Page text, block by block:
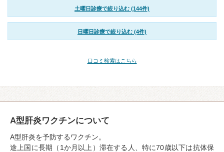
土曜日診療で絞り込む (144件)
日曜日診療で絞り込む (4件)
口コミ検索はこちら
A型肝炎ワクチンについて
A型肝炎を予防するワクチン。
途上国に長期（1か月以上）滞在する人、特に70歳以下は抗体保